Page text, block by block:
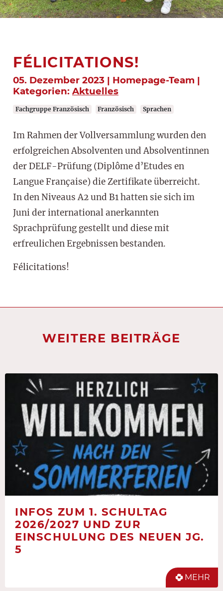
FÉLICITATIONS!
05. Dezember 2023 | Homepage-Team |
Kategorien: Aktuelles
Fachgruppe Französisch Französisch Sprachen
Im Rahmen der Vollversammlung wurden den
erfolgreichen Absolventen und Absolventinnen
der DELF-Prüfung (Diplôme d’Etudes en
Langue Française) die Zertifikate überreicht.
In den Niveaus A2 und B1 hatten sie sich im
Juni der international anerkannten
Sprachprüfung gestellt und diese mit
erfreulichen Ergebnissen bestanden.
Félicitations!
WEITERE BEITRÄGE
INFOS ZUM 1. SCHULTAG
2026/2027 UND ZUR
EINSCHULUNG DES NEUEN JG.
5
MEHR